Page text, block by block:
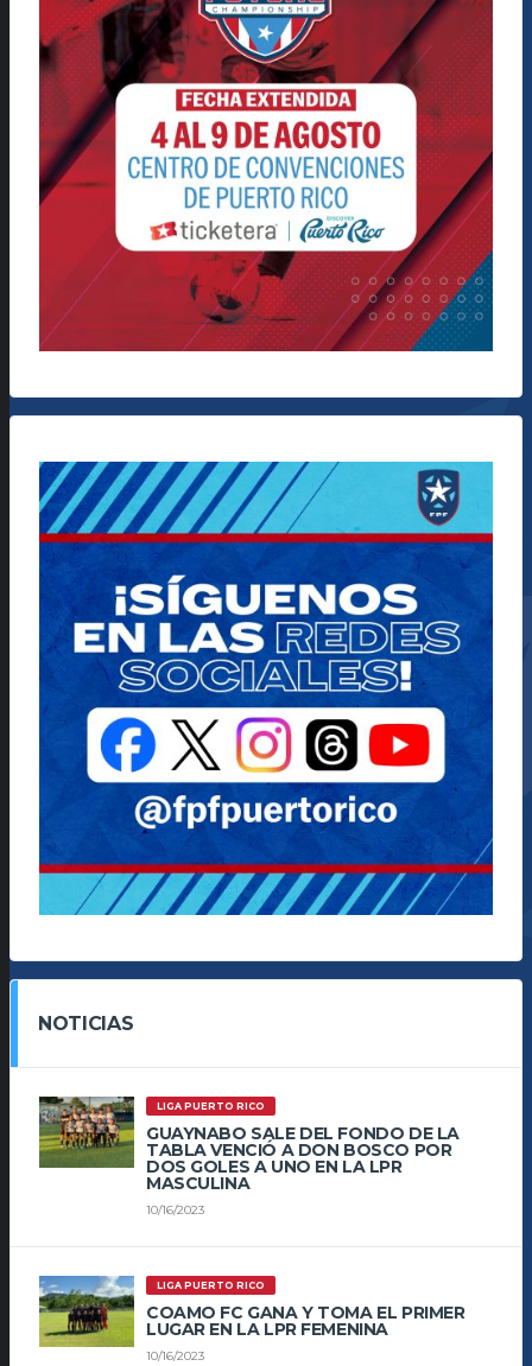
NOTICIAS
LIGA PUERTO RICO
GUAYNABO SALE DEL FONDO DE LA
TABLA VENCIÓ A DON BOSCO POR
DOS GOLES A UNO EN LA LPR
MASCULINA
10/16/2023
LIGA PUERTO RICO
COAMO FC GANA Y TOMA EL PRIMER
LUGAR EN LA LPR FEMENINA
10/16/2023